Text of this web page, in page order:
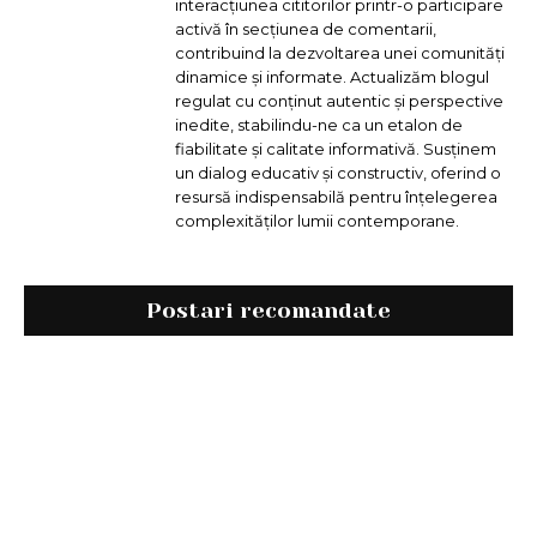
interacțiunea cititorilor printr-o participare
activă în secțiunea de comentarii,
contribuind la dezvoltarea unei comunități
dinamice și informate. Actualizăm blogul
regulat cu conținut autentic și perspective
inedite, stabilindu-ne ca un etalon de
fiabilitate și calitate informativă. Susținem
un dialog educativ și constructiv, oferind o
resursă indispensabilă pentru înțelegerea
complexităților lumii contemporane.
Postari recomandate